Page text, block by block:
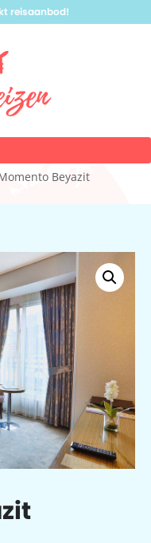
reisaanbod!
Beyazit